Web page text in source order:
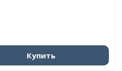
Купить